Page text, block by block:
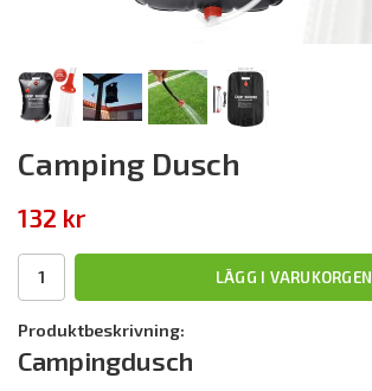
Camping Dusch
132 kr
LÄGG I VARUKORGEN
Produktbeskrivning:
Campingdusch